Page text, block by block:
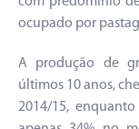
ocupado por
A produção de
últimos 10 anos,
2014/15,